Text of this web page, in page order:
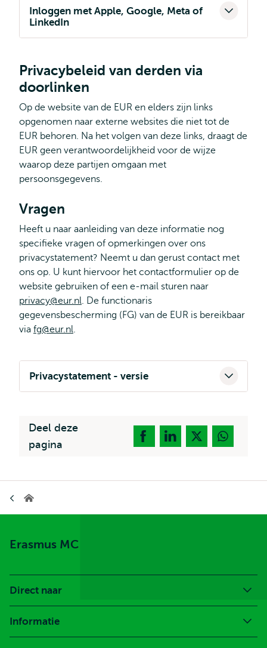
Inloggen met Apple, Google, Meta of
LinkedIn
Privacybeleid van derden via
doorlinken
Op de website van de EUR en elders zijn links
opgenomen naar externe websites die niet tot de
EUR behoren. Na het volgen van deze links, draagt de
EUR geen verantwoordelijkheid voor de wijze
waarop deze partijen omgaan met
persoonsgegevens.
Vragen
Heeft u naar aanleiding van deze informatie nog
specifieke vragen of opmerkingen over ons
privacystatement? Neemt u dan gerust contact met
ons op. U kunt hiervoor het contactformulier op de
website gebruiken of een e-mail sturen naar
privacy@eur.nl. De functionaris
gegevensbescherming (FG) van de EUR is bereikbaar
via fg@eur.nl.
Privacystatement - versie
Deel deze
pagina
Erasmus
Erasmus MC
Direct naar
Informatie